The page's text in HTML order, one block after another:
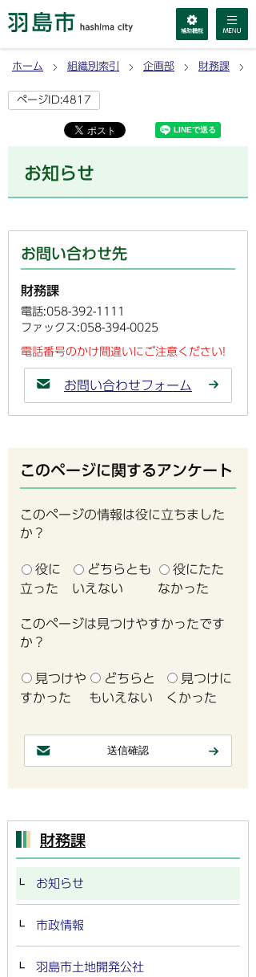
ホーム 組織別索引 企画部 財務課
ページID:4817
お知らせ
お問い合わせ先
財務課
電話:058-392-1111
ファックス:058-394-0025
電話番号のかけ間違いにご注意ください!
お問い合わせフォーム
このページに関するアンケート
このページの情報は役に立ちました
か？
役に
立った
どちらとも
いえない
役にたた
なかった
このページは見つけやすかったです
か？
見つけや
すかった
どちらと
もいえない
見つけに
くかった
財務課
お知らせ
市政情報
羽島市土地開発公社